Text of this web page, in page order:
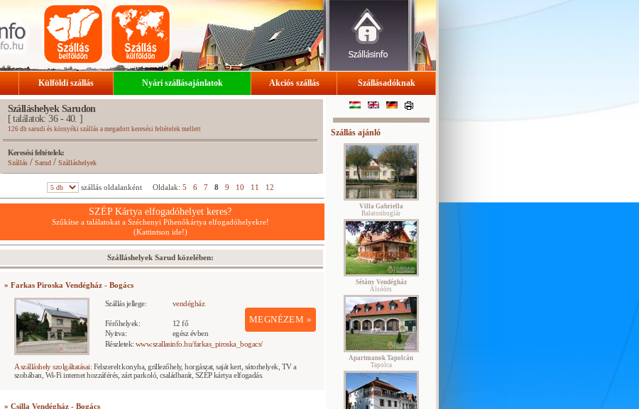
Külföldi szállás Nyári szállásajánlatok Akciós szállás Szállásadóknak
Szálláshelyek Sarudon
[ találatok: 36 - 40. ]
126 db sarudi és környéki szállás a megadott keresési feltételek mellett
Keresési feltételek:
Szállás/ Sarud/Szálláshelyek
szállás oldalanként Oldalak: 5 6 7 8 9 10 11 12
SZÉP Kártya elfogadóhelyet keres?
Szűkítse a találatokat a Széchenyi Pihenőkártya elfogadóhelyekre!
(Kattintson ide!)
Szálláshelyek Sarud közelében:
» Farkas Piroska Vendégház - Bogács
Szállás jellege: vendégház
MEGNÉZEM »
Férőhelyek:
12 fő
Nyitva:
egész évben
Részletek: www.szallasinfo.hu/farkas_piroska_bogacs/
A szálláshely szolgáltatásai: Felszerelt konyha, grillezőhely, horgászat, saját kert, sátorhelyek, TV a
szobában, Wi-Fi internet hozzáférés, zárt parkoló, családbarát, SZÉP kártya elfogadás.
» Csilla Vendégház - Bogács
Szállás ajánló
Villa Gabriella
Balatonboglár
Sétány Vendégház
Alsóörs
Apartmanok Tapolcán
Tapolca